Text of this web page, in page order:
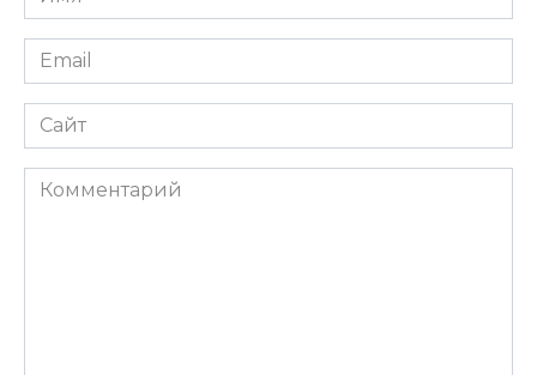
*
Email
*
Сайт
Комментарий